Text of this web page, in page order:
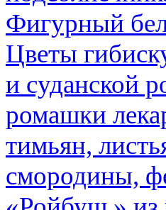
Фигурный
Цветы
и суданской
ромашки
тимьян,
смородины,